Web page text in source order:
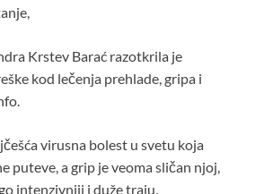
Krstev Barać razotkrila je
kod lečenja prehlade, gripa i
virusna bolest u svetu koja
puteve, a grip je veoma sličan njoj,
intenzivniji i duže traju.